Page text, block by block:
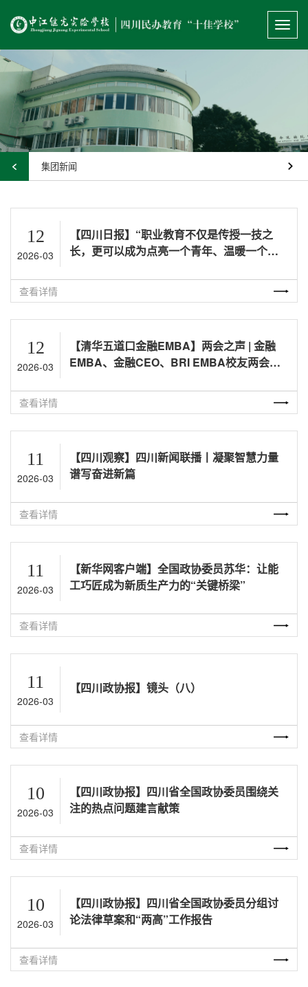
集团新闻
12
2026-03
【四川日报】“职业教育不仅是传授一技之
长，更可以成为点亮一个青年、温暖一个家
业教育思考
查看详情
12
2026-03
【清华五道口金融EMBA】两会之声 | 金融
EMBA、金融CEO、BRI EMBA校友两会建
查看详情
11
2026-03
【四川观察】四川新闻联播丨凝聚智慧力量
谱写奋进新篇
查看详情
11
2026-03
【新华网客户端】全国政协委员苏华：让能
工巧匠成为新质生产力的“关键桥梁”
查看详情
11
2026-03
【四川政协报】镜头（八）
查看详情
10
2026-03
【四川政协报】四川省全国政协委员围绕关
注的热点问题建言献策
查看详情
10
2026-03
【四川政协报】四川省全国政协委员分组讨
论法律草案和“两高”工作报告
查看详情